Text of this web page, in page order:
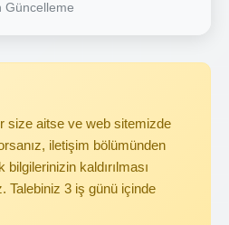
Güncelleme
size aitse ve web sitemizde
iletişim bölümünden
kaldırılması
Talebiniz 3 iş günü içinde